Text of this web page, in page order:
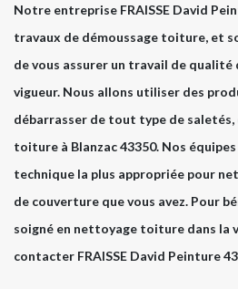
Notre entreprise FRAISSE David
travaux de démoussage toiture, et
de vous assurer un travail de qualité
vigueur. Nous allons utiliser des
débarrasser de tout type de saletés,
toiture à Blanzac 43350. Nos
technique la plus appropriée pour
de couverture que vous avez. Pour
soigné en nettoyage toiture dans la
contacter FRAISSE David Peinture